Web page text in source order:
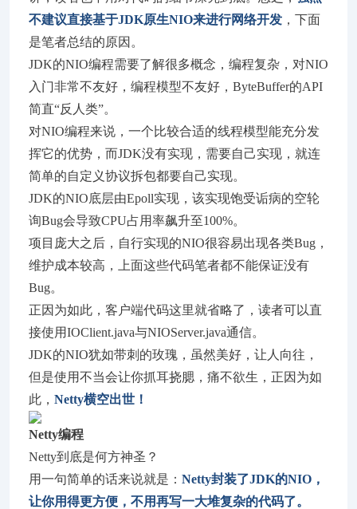
不建议直接基于JDK原生NIO来进行网络开发 ，下面
是笔者总结的原因。
JDK的NIO编程需要了解很多概念，编程复杂，对NIO
入门非常不友好，编程模型不友好，ByteBuffer的API
简直“反人类”。
对NIO编程来说，一个比较合适的线程模型能充分发
挥它的优势，而JDK没有实现，需要自己实现，就连
简单的自定义协议拆包都要自己实现。
JDK的NIO底层由Epoll实现，该实现饱受诟病的空轮
询Bug会导致CPU占用率飙升至100%。
项目庞大之后，自行实现的NIO很容易出现各类Bug，
维护成本较高，上面这些代码笔者都不能保证没有
Bug。
正因为如此，客户端代码这里就省略了，读者可以直
接使用IOClient.java与NIOServer.java通信。
JDK的NIO犹如带刺的玫瑰，虽然美好，让人向往，
但是使用不当会让你抓耳挠腮，痛不欲生，正因为如
此， Netty横空出世！
Netty编程
Netty到底是何方神圣？
用一句简单的话来说就是： Netty封装了JDK的NIO，
让你用得更方便，不用再写一大堆复杂的代码了。